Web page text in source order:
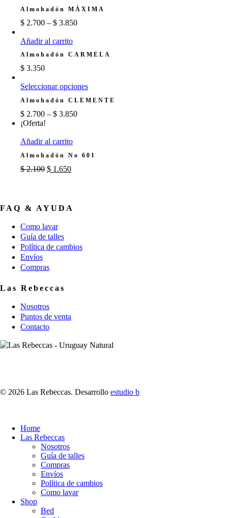
tiene
se
en
página
Almohadón MÁXIMA
$ 2.700 – $ 3.850
Añadir al carrito
Almohadón CARMELA
$ 3.350
Seleccionar opcionesEste
tiene
pueden
Almohadón CLEMENTE
$ 2.700 – $ 3.850
¡Oferta!
Añadir al carrito
Almohadón No 601
$2.100 El
$ 2.100.
$ 1.650El
FAQ & AYUDA
Como lavar
Guía de talles
Política de cambios
Envíos
Compras
Las Rebeccas
Nosotros
Puntos de venta
Contacto
© 2026 Las Rebeccas. Desarrollo estudio b
Close
Menu
Home
Las Rebeccas
Nosotros
Guía de talles
Compras
Envíos
Política de cambios
Como lavar
Shop
Bed